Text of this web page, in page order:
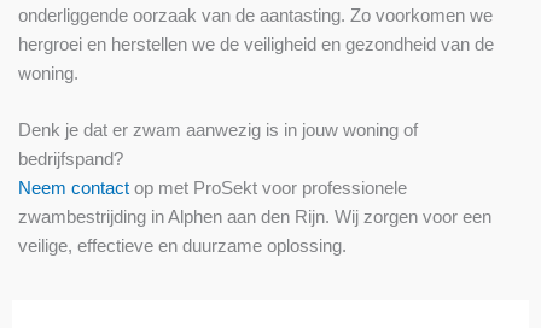
onderliggende oorzaak van de aantasting. Zo voorkomen we
hergroei en herstellen we de veiligheid en gezondheid van de
woning.
Denk je dat er zwam aanwezig is in jouw woning of
bedrijfspand?
Neem contact op met ProSekt voor professionele
zwambestrijding in Alphen aan den Rijn. Wij zorgen voor een
veilige, effectieve en duurzame oplossing.